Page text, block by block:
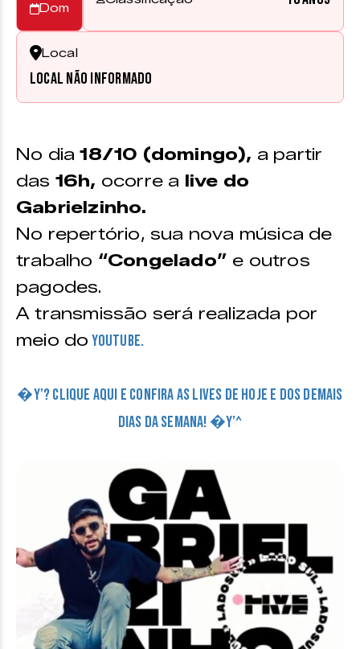
Dom
Local
Local não informado
No dia 18/10 (domingo), a partir
das 16h, ocorre a live do
Gabrielzinho.
No repertório, sua nova música de
trabalho “Congelado” e outros
pagodes.
A transmissão será realizada por
meio do Youtube.
�Y’? CLIQUE AQUI E CONFIRA AS LIVES DE HOJE E DOS DEMAIS
DIAS DA SEMANA! �Y’^